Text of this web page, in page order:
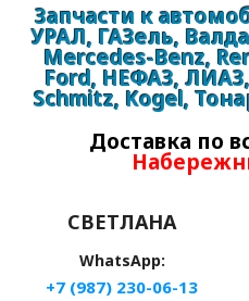
Запчасти к
УРАЛ, ГАЗель,
Mercedes-Benz,
Ford, НЕФАЗ,
Schmitz, Kogel,
Доставка по
СВЕТЛАНА
WhatsApp:
+7 (987) 230-06-13